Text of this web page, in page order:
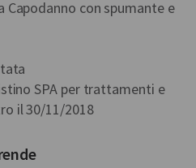
Capodanno con spumante e
SPA per trattamenti e
il 30/11/2018